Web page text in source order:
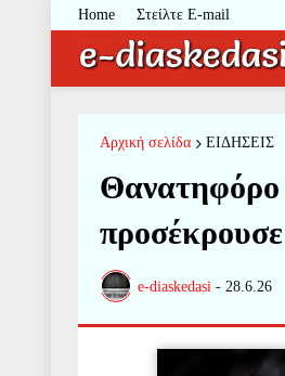
Home Στείλτε E-mail
Αρχική σελίδα ΕΙΔΗΣΕΙΣ
Θανατηφόρο
προσέκρουσε
e-diaskedasi - 28.6.26